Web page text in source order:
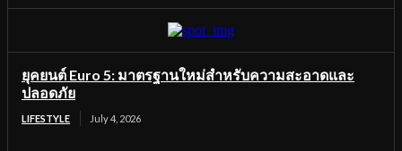
ยุคยนต์ Euro 5: มาตรฐานใหม่สำหรับความสะอาดและ
ปลอดภัย
LIFESTYLE July 4, 2026